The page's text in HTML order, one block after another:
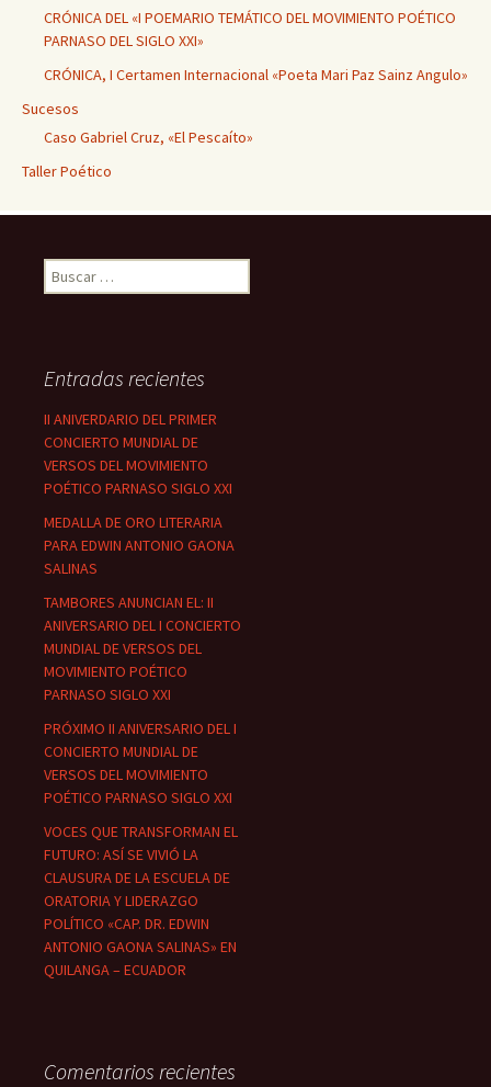
CRÓNICA DEL «I POEMARIO TEMÁTICO DEL MOVIMIENTO POÉTICO
PARNASO DEL SIGLO XXI»
CRÓNICA, I Certamen Internacional «Poeta Mari Paz Sainz Angulo»
Sucesos
Caso Gabriel Cruz, «El Pescaíto»
Taller Poético
Buscar:
Entradas recientes
II ANIVERDARIO DEL PRIMER
CONCIERTO MUNDIAL DE
VERSOS DEL MOVIMIENTO
POÉTICO PARNASO SIGLO XXI
MEDALLA DE ORO LITERARIA
PARA EDWIN ANTONIO GAONA
SALINAS
TAMBORES ANUNCIAN EL: II
ANIVERSARIO DEL I CONCIERTO
MUNDIAL DE VERSOS DEL
MOVIMIENTO POÉTICO
PARNASO SIGLO XXI
PRÓXIMO II ANIVERSARIO DEL I
CONCIERTO MUNDIAL DE
VERSOS DEL MOVIMIENTO
POÉTICO PARNASO SIGLO XXI
VOCES QUE TRANSFORMAN EL
FUTURO: ASÍ SE VIVIÓ LA
CLAUSURA DE LA ESCUELA DE
ORATORIA Y LIDERAZGO
POLÍTICO «CAP. DR. EDWIN
ANTONIO GAONA SALINAS» EN
QUILANGA – ECUADOR
Comentarios recientes